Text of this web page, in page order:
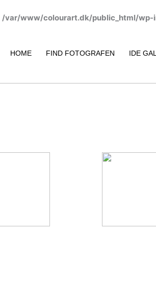
/var/www/colourart.dk/public_html/wp-
HOME FIND FOTOGRAFEN IDE